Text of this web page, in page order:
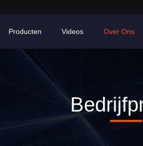
Producten Videos Over Ons